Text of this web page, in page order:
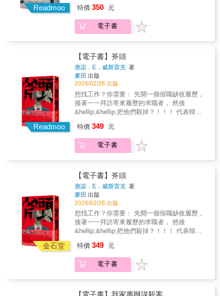
達，她與柯許合作策劃了這場備受爭議的晚
伏的旅程，尋找能解開柯許祕密的神祕密碼。
蘭登和維達穿梭於不為人知的歷史和激進宗教
所構成的黑暗走廊，必須躲避一個飽受折磨的
似乎源自於西班牙王宮……而這個敵人將不惜
一切代價讓柯許永遠噤聲。循著一條由現代藝
術和神祕符號指引的線索，蘭登和維達最終揭
開了柯許驚人的發現……以及那個長期以來困
擾著人們的驚天真相。
Readmoo
全包──＊空降紐約時報、週日泰晤士報暢銷書
榜＊柯克斯書評、書單、出版人週刊星號佳評
推薦＊Goodreads年度讀者票選獎最佳犯罪推
時間，最大的缺憾是獨生子亞當和他關係疏
遠。直到亞當和任職私人保全公司的專業保鑣
艾美結婚，夫妻倆才意外地和史提夫拉近了距
離──因為艾美和史提夫對於研究犯罪案件有共
同的愛好。艾美身手矯健、心思敏捷，負責隨
行保護名人客戶，現在她來到一座私人度假小
島，要保護接到死亡威脅的暢銷推理作家蘿
西。整天無所事事待命的同時，艾美驚聞她的
保全公司近期有連續三名網紅客戶被殺，接著
西，她們僥倖反擊成功，搭上快艇逃命。逃出
小島後，艾美發現自己竟成了三樁命案的嫌疑
犯──分別死於墜海、穿刺和槍擊的三名死者都
和她的公司有往來，都在外拍業配影片時被
殺，死前都帶著大筆現金跨國旅行，案發現場
還都難以解釋地染有她的血跡DNA。面對充滿
敵意的警方、棄她於不顧的上司，束手無策的
艾美只好請求史提夫重出江湖，替她查明真
相、洗清嫌疑…… 「這兒有謀殺案等著辦，而
我一個人做不到。這還得你跟我聯手才行。」
「但我們也不是專門辦謀殺案的啊。」「那我
們就只能從現在開始囉。」 《柯克斯書評》
（重點推薦）：歐斯曼筆下又一組親和討喜、
無意間成為偵探的主角群登場了……如同他的
另一系列作，這些主角和形形色色的人物狹路
愛、充滿反差的組合博得彼此歡心，著實令人
特價 350 元
電子書
Readmoo
【電子書】斧頭
唐諾．E．威斯雷克 著
麥田 出版
2026/02/26 出版
想找工作？你需要： 先開一個假職缺收履歷，
接著一一拜訪寄來履歷的求職者， 然後
&hellip;&hellip;把他們殺掉？！！！ 代表韓國
小說 ※閱讀警告※ 「斧頭」象徵著在自己被砍
死之前，必須搶先砍死別人的精神。 請注意！
本書完全不會有斧頭的出現，字裡行間卻無處
手的決心》《下女的誘惑》金獎名導朴贊郁 ○
美國犯罪作家協會大師獎得主、三度獲得愛倫
坡獎經典犯罪作家 ●二度改編電影、麥卡維提
獎入圍作 ○《紐約時報》《國家月刊》《華盛
頓郵報》盛讚 ●大師史蒂芬‧金、卜洛克也鍾愛
的小說家 &times;名家聯手推薦&times; Olive
｜真實犯罪podcast《出塊True Crime》 & 冬陽
｜原生電子推理雜誌《PUZZLE》主編 出前一
廷｜影／書評 臥斧 張麗嫺｜獨步文化副總編輯
有一把槍，要解決七個人。 只要能夠生存，這
個社會的遊戲規則就一點也不殘酷。 時間不多
了，他必須大‧刀‧闊‧斧！ 自從伯克丟了工作，
四處跑面試的日子已經過了一年多。 職缺數量
特價 349 元
電子書
金石堂
【電子書】斧頭
唐諾．E．威斯雷克 著
麥田 出版
2026/02/26 出版
想找工作？你需要： 先開一個假職缺收履歷，
接著一一拜訪寄來履歷的求職者， 然後
&hellip;&hellip;把他們殺掉？！！！ 代表韓國
小說 ※閱讀警告※ 「斧頭」象徵著在自己被砍
死之前，必須搶先砍死別人的精神。 請注意！
本書完全不會有斧頭的出現，字裡行間卻無處
手的決心》《下女的誘惑》金獎名導朴贊郁 ○
特價 349 元
電子書